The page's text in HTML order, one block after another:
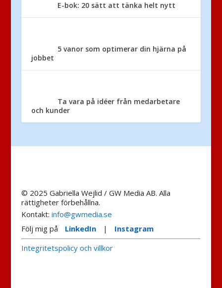
E-bok: 20 sätt att tänka helt nytt
5 vanor som optimerar din hjärna på
jobbet
Ta vara på idéer från medarbetare
och kunder
© 2025 Gabriella Wejlid / GW Media AB. Alla
rättigheter förbehållna.
Kontakt: info@gwmedia.se
Följ mig på
LinkedIn |
Instagram
Integritetspolicy och villkor